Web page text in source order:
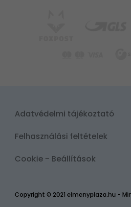
Copyright © 2021 elmenyplaza.hu -
Adatvédelmi tájékoztató
Felhasználási feltételek
Cookie - Beállítások